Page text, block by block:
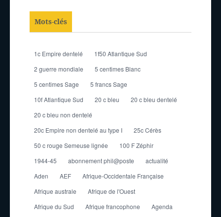
Mots-clés
1c Empire dentelé
1f50 Atlantique Sud
2 guerre mondiale
5 centimes Blanc
5 centimes Sage
5 francs Sage
10f Atlantique Sud
20 c bleu
20 c bleu dentelé
20 c bleu non dentelé
20c Empire non dentelé au type I
25c Cérès
50 c rouge Semeuse lignée
100 F Zéphir
1944-45
abonnement phil@poste
actualité
Aden
AEF
Afrique-Occidentale Française
Afrique australe
Afrique de l'Ouest
Afrique du Sud
Afrique francophone
Agenda